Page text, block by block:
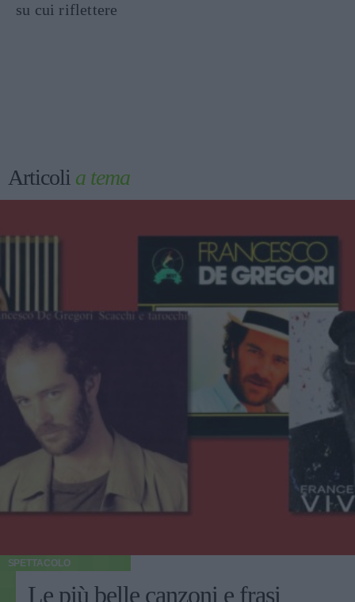
su cui riflettere
Articoli a tema
SPETTACOLO
Le più belle canzoni e frasi